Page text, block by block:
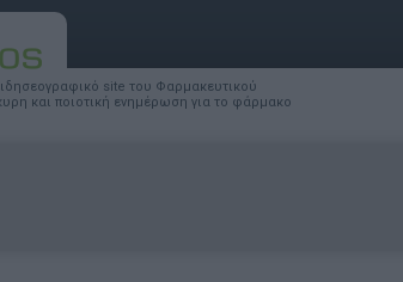
site του Φαρμακευτικού
και ποιοτική ενημέρωση για το φάρμακο